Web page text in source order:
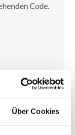
Über Cookies
Code.